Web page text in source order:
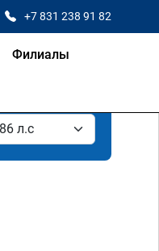
+7 831 238 91 82
Филиалы